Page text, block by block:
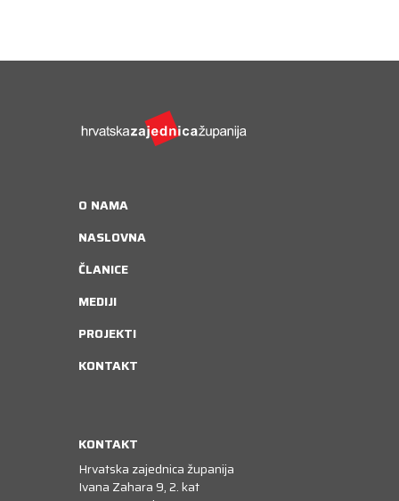
O NAMA
NASLOVNA
ČLANICE
MEDIJI
PROJEKTI
KONTAKT
KONTAKT
Hrvatska zajednica županija
Ivana Zahara 9, 2. kat